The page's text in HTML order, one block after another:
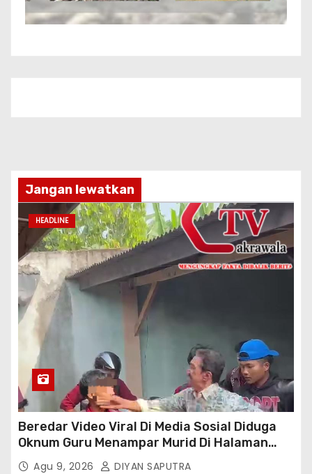
Jangan lewatkan
HEADLINE
Beredar Video Viral Di Media Sosial Diduga
Oknum Guru Menampar Murid Di Halaman
Parkir Sekolah
Agu 9, 2026 DIYAN SAPUTRA